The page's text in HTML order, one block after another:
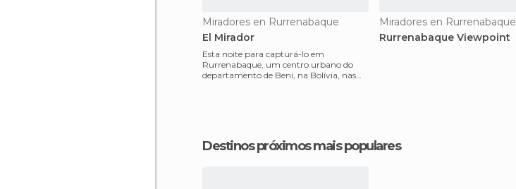
Miradores en Rurrenabaque
El Mirador
Esta noite para capturá-lo em
Rurrenabaque, um centro urbano do
departamento de Beni, na Bolívia, nas
Miradores en Rurrenabaque
Rurrenabaque Viewpoint
Destinos próximos mais populares